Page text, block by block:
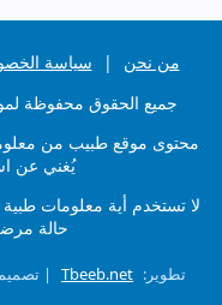
من نحن | سياسة
جميع الحقوق محفوظة
محتوى موقع طبيب من
يُغني عن
لا تستخدم أية معلومات
حالة
تطوير: Tbeeb.net
|